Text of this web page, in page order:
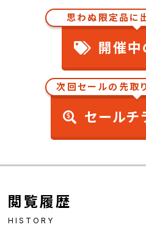
思わぬ限定品に
開催中
次回セールの先取
セールチ
閲覧履歴
HISTORY